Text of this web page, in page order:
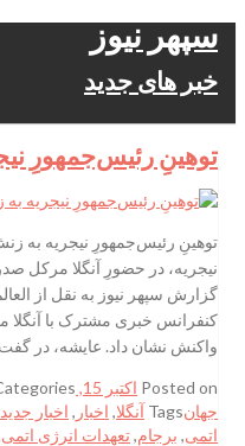
سپهر نیوز
خبر های جدید
توهینِ رئیس‌جمهورِ
توهینِ رئیس‌جمهورِ نیجریه به
نیجریه، در حضورِ آنگلا مرکل
گزارش سپهر نیوز به نقل از
کنفرانس خبری مشترک با
واکنش نشان داد. عایشه، در
Posted on اکتبر 15, 2016
جهانTags آنگلا, اخبار , اخبار جدید
اتمی, برجام,تعهدات انرژی اتمی